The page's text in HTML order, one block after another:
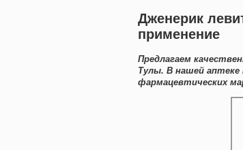
Дженерик
применение
Предлагаем
Тулы. В нашей аптеке
фармацевтических